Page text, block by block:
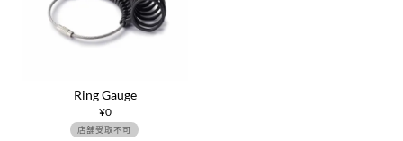
Ring Gauge
¥0
店舗受取不可